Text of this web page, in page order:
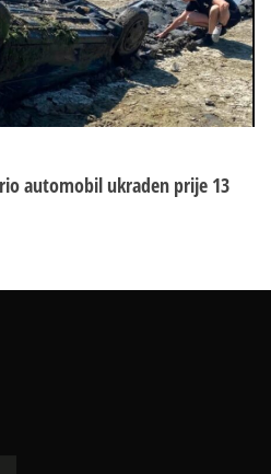
automobil ukraden prije 13